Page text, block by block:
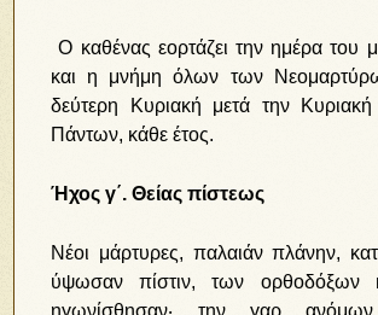
Ο καθένας εορτάζει την ημέρα του
και η μνήμη όλων των
δεύτερη Κυριακή μετά την
Πάντων, κάθε έτος.
Ήχος γ΄. Θείας πίστεως
Νέοι μάρτυρες, παλαιάν πλάνην,
ύψωσαν πίστιν, των ορθοδόξων
ηγωνίσθησαν‧ την γαρ ανόμων